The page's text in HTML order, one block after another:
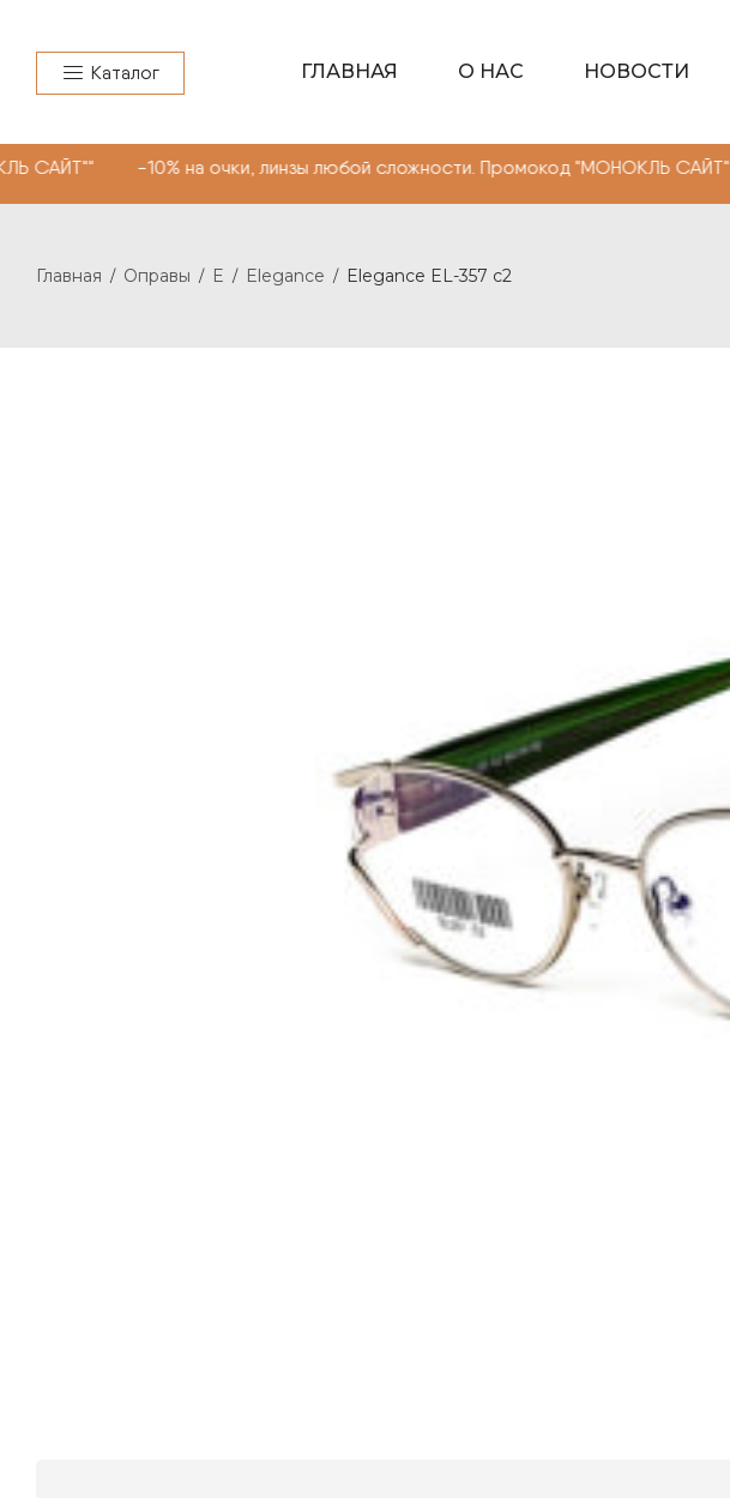
Каталог ГЛАВНАЯ О НАС НОВОСТИ
на очки, линзы любой сложности. Промокод "МОНОКЛЬ
Главная / Оправы / E / Elegance / Elegance EL-357 c2